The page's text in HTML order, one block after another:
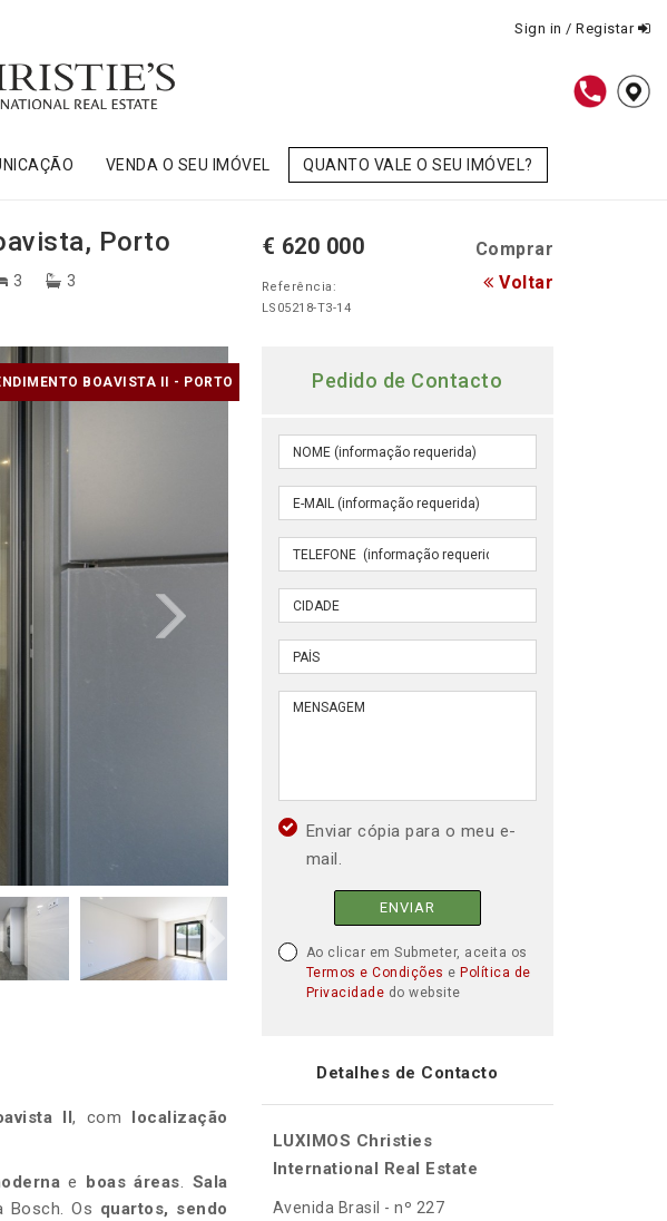
Sign in / Registar
VENDA O SEU IMÓVEL QUANTO VALE O SEU IMÓVEL?
Porto
3 3
€ 620 000 Comprar
Referência:
LS05218-T3-14
Voltar
BOAVISTA II - PORTO
II, com localização
e boas áreas. Sala
Bosch. Os quartos, sendo
Pedido de Contacto
Enviar cópia para o meu e-
mail.
ENVIAR
Ao clicar em Submeter, aceita os
Termos e Condições e Política de
Privacidade do website
Detalhes de Contacto
LUXIMOS Christies
International Real Estate
Avenida Brasil - nº 227